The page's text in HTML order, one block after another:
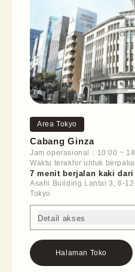
Area Tokyo
Cabang Ginza
Jam operasional ： 10:00 ~
Waktu terakhir untuk
7 menit berjalan kaki
Asahi Building Lantai 3, 6-
Tokyo
Detail akses
Halaman Toko